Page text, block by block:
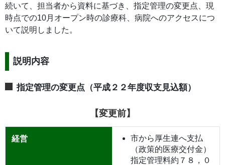
続いて、担当者から資料に基づき、指定管理の変更点、現
時点での10月オープン時の診療科、病院へのアクセスにつ
いて説明しました。
説明内容
指定管理の変更点（平成２２年度収支見込額）
【変更前】
経営
市から厚生連へ支払
（政策的医療交付金）
指定管理料約７８，０